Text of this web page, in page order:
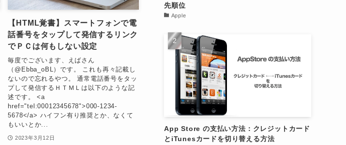
【HTML覚書】スマートフォンで電
話番号をタップして発信するリンク
でＰＣは何もしない設定
毎度でございます、えばさん
（@Ebba_oBL）です。 これも再々記載し
ないので忘れるやつ。 通常電話番号をタッ
プして発信するＨＴＭＬは以下のような記
述です。 <a
href="tel:00012345678">000-1234-
5678</a> ハイフン有り推奨とか、なくて
もいいとか...
2023年3月12日
先順位
Apple
App Store の支払い方法：クレジットカード
とiTunesカードを切り替える方法